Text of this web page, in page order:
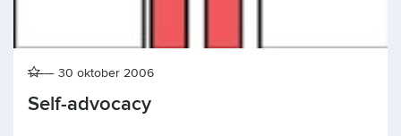
Self-advocacy
30 oktober 2006